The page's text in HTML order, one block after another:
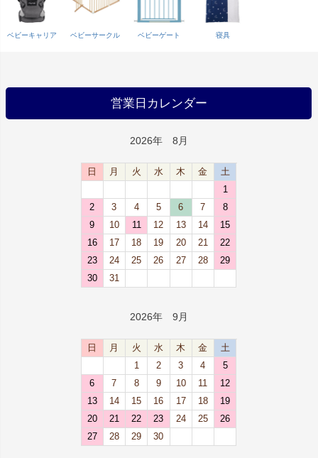
ベビーキャリア ベビーサークル ベビーゲート 寝具
営業日カレンダー
2026年 8月
日 月 火 水 木 金
土
1
2
3 4 5 6 7
8
9
10 11 12 13 14
15
16
17 18 19 20 21
22
23
24 25 26 27 28
29
30
31
2026年 9月
日 月 火 水 木 金
土
1
2 3 4
5
6
7 8 9 10 11
12
13
14 15 16 17 18
19
20
21 22 23 24 25
26
27
28 29 30